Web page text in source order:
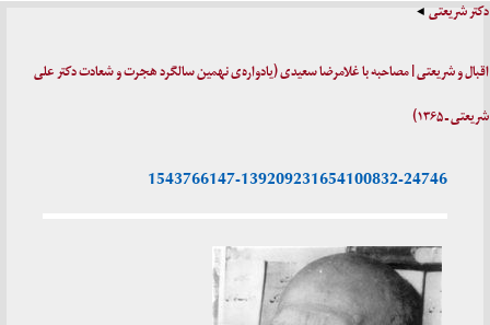
دکتر شریعتی
اقبال و شریعتی | مصاحبه با غلامرضا سعیدی (یادواره‌ی نهمین سالگرد هجرت و شعادت دکتر علی
شریعتی ـ ۱۳۶۵)
1543766147-139209231654100832-24746